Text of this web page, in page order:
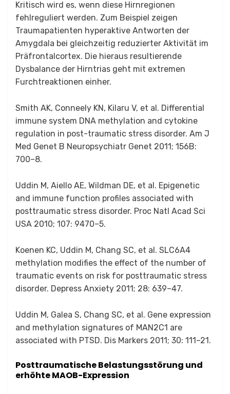
Kritisch wird es, wenn diese Hirnregionen
fehlreguliert werden. Zum Beispiel zeigen
Traumapatienten hyperaktive Antworten der
Amygdala bei gleichzeitig reduzierter Aktivität im
Präfrontalcortex. Die hieraus resultierende
Dysbalance der Hirntrias geht mit extremen
Furchtreaktionen einher.
Smith AK, Conneely KN, Kilaru V, et al. Differential
immune system DNA methylation and cytokine
regulation in post-traumatic stress disorder. Am J
Med Genet B Neuropsychiatr Genet 2011; 156B:
700–8.
Uddin M, Aiello AE, Wildman DE, et al. Epigenetic
and immune function profiles associated with
posttraumatic stress disorder. Proc Natl Acad Sci
USA 2010; 107: 9470–5.
Koenen KC, Uddin M, Chang SC, et al. SLC6A4
methylation modifies the effect of the number of
traumatic events on risk for posttraumatic stress
disorder. Depress Anxiety 2011; 28: 639–47.
Uddin M, Galea S, Chang SC, et al. Gene expression
and methylation signatures of MAN2C1 are
associated with PTSD. Dis Markers 2011; 30: 111–21.
Posttraumatische Belastungsstörung und
erhöhte MAOB-Expression